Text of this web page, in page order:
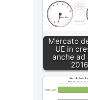
Mercato
UE in
anche ad
2016